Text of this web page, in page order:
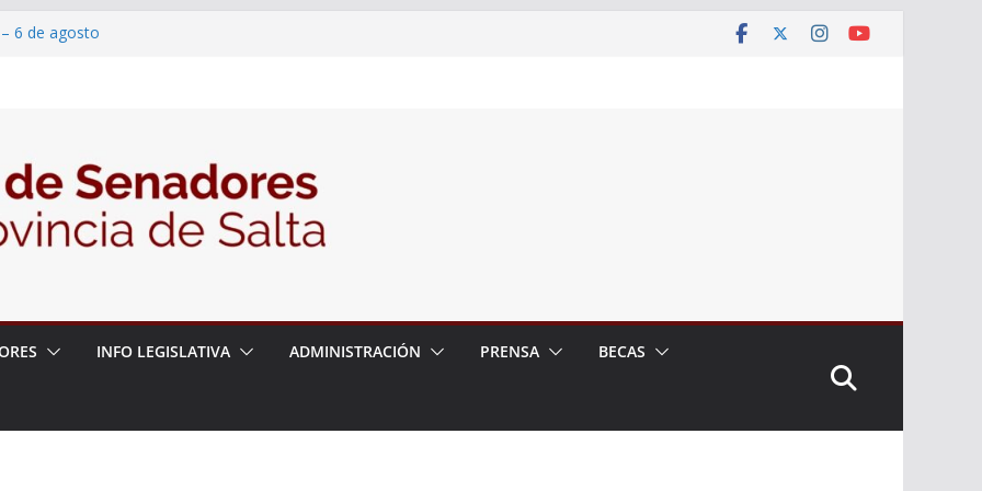
6 de agosto
– 06/08/26 – Créase el Ente Salteño
Vegetal
INFO LEGISLATIVA ADMINISTRACIÓN PRENSA BECAS